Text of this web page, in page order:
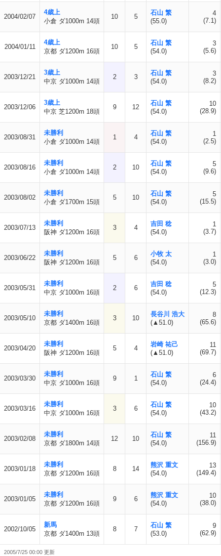
2004/02/07
4歳上
小倉 ダ1000m 14頭
10 5
石山 繁
(55.0)
4
(7.1)
2004/01/11
4歳上
京都 ダ1200m 16頭
10 5
石山 繁
(54.0)
3
(5.6)
2003/12/21
3歳上
中京 ダ1000m 14頭
2 3
石山 繁
(54.0)
3
(8.2)
2003/12/06
3歳上
中京 芝1200m 18頭
9 12
石山 繁
(54.0)
10
(28.9)
2003/08/31
未勝利
小倉 ダ1000m 14頭
1 4
石山 繁
(54.0)
1
(2.5)
2003/08/16
未勝利
小倉 ダ1000m 14頭
2 10
石山 繁
(54.0)
5
(9.6)
2003/08/02
未勝利
小倉 ダ1700m 15頭
5 10
石山 繁
(54.0)
5
(15.5)
2003/07/13
未勝利
阪神 ダ1200m 16頭
3 4
吉田 稔
(54.0)
1
(3.7)
2003/06/22
未勝利
阪神 ダ1200m 16頭
5 6
小牧 太
(54.0)
1
(3.0)
2003/05/31
未勝利
中京 ダ1000m 16頭
2 6
吉田 稔
(54.0)
5
(12.3)
2003/05/10
未勝利
京都 ダ1400m 16頭
3 10
長谷川 浩大
(▲51.0)
8
(65.6)
2003/04/20
未勝利
阪神 ダ1200m 16頭
5 4
岩崎 祐己
(▲51.0)
11
(69.7)
2003/03/30
未勝利
中京 ダ1000m 16頭
9 1
石山 繁
(54.0)
6
(24.4)
2003/03/16
未勝利
中京 ダ1000m 16頭
3 6
石山 繁
(54.0)
10
(43.2)
2003/02/08
未勝利
京都 ダ1800m 14頭
12 10
石山 繁
(54.0)
11
(156.9)
2003/01/18
未勝利
京都 ダ1200m 16頭
8 14
熊沢 重文
(54.0)
13
(149.4)
2003/01/05
未勝利
京都 ダ1200m 16頭
9 6
熊沢 重文
(54.0)
10
(38.0)
2002/10/05
新馬
京都 ダ1400m 13頭
8 7
石山 繁
(53.0)
9
(62.9)
2005/7/25 00:00 更新